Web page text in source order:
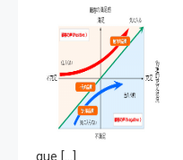
que […]